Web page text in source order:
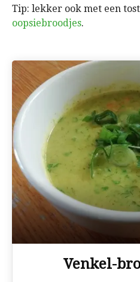
Tip: lekker ook met een
oopsiebroodjes.
Venkel-